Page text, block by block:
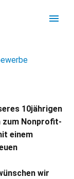
10jährigen
zum Nonprofit-
einem
wir